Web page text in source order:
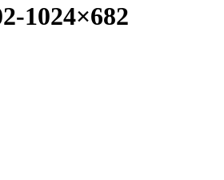
1024×682